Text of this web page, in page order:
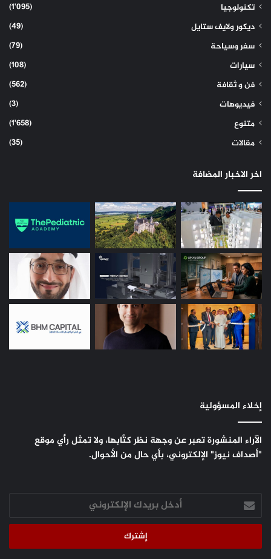
تكنولوجيا
(1٬095)
ديكور ولايف ستايل
(49)
سفر وسياحة
(79)
سيارات
(108)
فن و ثقافة
(562)
فيديوهات
(3)
متنوع
(1٬658)
مقالات
(35)
اخر الاخبار المضافة
إخلاء المسؤولية
الآراء المنشورة تعبر عن وجهة نظر كتَّابها، ولا تمثل رأي موقع
"أصداف نيوز" الإلكتروني، بأي حال من الأحوال.
أدخل
بريدك
الإلكتروني